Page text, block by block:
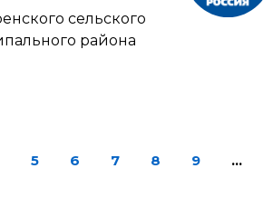
сельского
района
5 6 7 8 9 …